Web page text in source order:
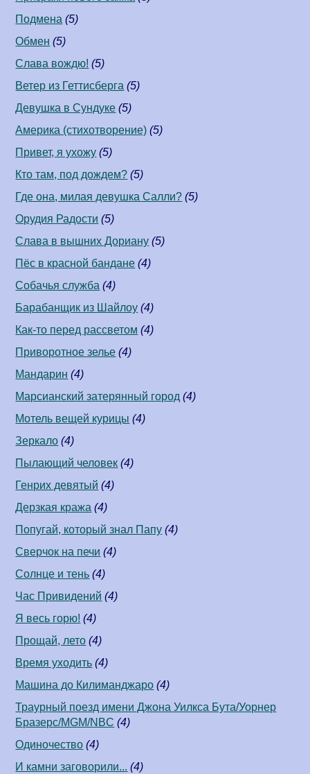
Подмена (5)
Обмен (5)
Слава вождю! (5)
Ветер из Геттисберга (5)
Девушка в Сундуке (5)
Америка (стихотворение) (5)
Привет, я ухожу (5)
Кто там, под дождем? (5)
Где она, милая девушка Салли? (5)
Орудия Радости (5)
Слава в вышних Дориану (5)
Пёс в красной бандане (4)
Собачья служба (4)
Барабанщик из Шайлоу (4)
Как-то перед рассветом (4)
Приворотное зелье (4)
Мандарин (4)
Марсианский затерянный город (4)
Мотель вещей курицы (4)
Зеркало (4)
Пылающий человек (4)
Генрих девятый (4)
Дерзкая кража (4)
Попугай, который знал Папу (4)
Сверчок на печи (4)
Солнце и тень (4)
Час Привидений (4)
Я весь горю! (4)
Прощай, лето (4)
Время уходить (4)
Машина до Килиманджаро (4)
Траурный поезд имени Джона Уилкса Бута/Уорнер
Бразерс/MGM/NBC (4)
Одиночество (4)
И камни заговорили... (4)